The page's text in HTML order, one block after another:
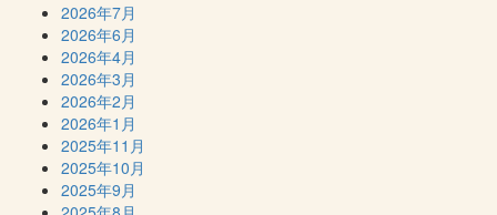
2026年7月
2026年6月
2026年4月
2026年3月
2026年2月
2026年1月
2025年11月
2025年10月
2025年9月